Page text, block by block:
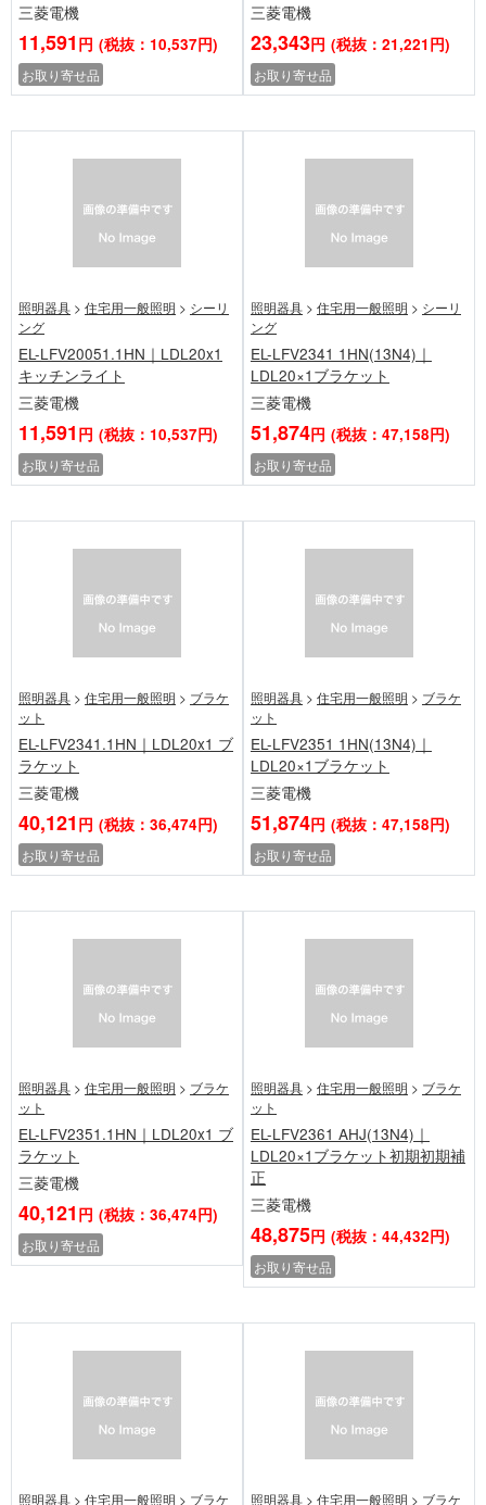
三菱電機
11,591 円 (税抜：10,537円)
お取り寄せ品
三菱電機
23,343円 (税抜：21,221円)
お取り寄せ品
照明器具 > 住宅用一般照明 > シーリ
ング
EL-LFV20051.1HN｜LDL20x1
キッチンライト
三菱電機
11,591 円 (税抜：10,537円)
お取り寄せ品
照明器具 > 住宅用一般照明 > シーリ
ング
EL-LFV2341 1HN(13N4)｜
LDL20×1ブラケット
三菱電機
51,874円 (税抜：47,158円)
お取り寄せ品
照明器具 > 住宅用一般照明 > ブラケ
ット
EL-LFV2341.1HN｜LDL20x1 ブ
ラケット
三菱電機
40,121 円 (税抜：36,474円)
お取り寄せ品
照明器具 > 住宅用一般照明 > ブラケ
ット
EL-LFV2351 1HN(13N4)｜
LDL20×1ブラケット
三菱電機
51,874円 (税抜：47,158円)
お取り寄せ品
照明器具 > 住宅用一般照明 > ブラケ
ット
EL-LFV2351.1HN｜LDL20x1 ブ
ラケット
三菱電機
40,121 円 (税抜：36,474円)
お取り寄せ品
照明器具 > 住宅用一般照明 > ブラケ
ット
EL-LFV2361 AHJ(13N4)｜
LDL20×1ブラケット初期初期補
正
三菱電機
48,875円 (税抜：44,432円)
お取り寄せ品
照明器具 > 住宅用一般照明 > ブラケ 照明器具 > 住宅用一般照明 > ブラケ